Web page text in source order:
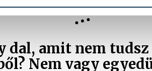
dal, amit nem
Nem vagy